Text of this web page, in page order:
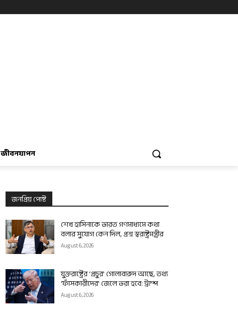
জীবনযাপন
জনপ্রিয় পোষ্ট
শেখ হাসিনাকে ভারত গণমাধ্যমে কথা
বলার সুযোগ কেন দিল, প্রশ্ন স্বরাষ্ট্রমন্ত্রীর
August 6, 2026
যুক্তরাষ্ট্রের ‘প্রচুর’ গোলাবারুদ আছে, তথ্য
‘ফাঁসকারীদের’ জেলে ভরা হবে: ট্রাম্প
August 6, 2026